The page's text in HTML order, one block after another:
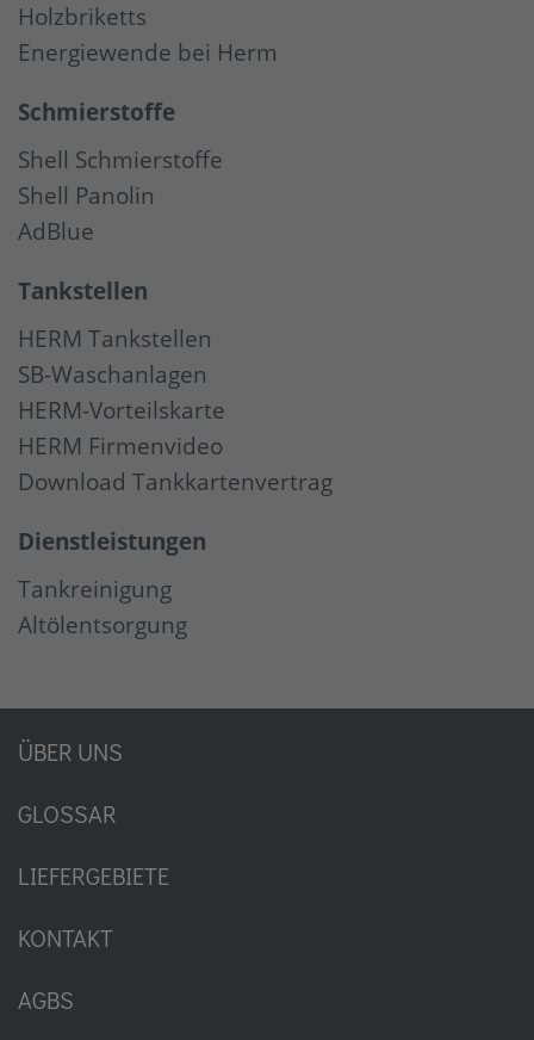
Holzbriketts
Energiewende bei Herm
Schmierstoffe
Shell Schmierstoffe
Shell Panolin
AdBlue
Tankstellen
HERM Tankstellen
SB-Waschanlagen
HERM-Vorteilskarte
HERM Firmenvideo
Download Tankkartenvertrag
Dienstleistungen
Tankreinigung
Altölentsorgung
ÜBER UNS
GLOSSAR
LIEFERGEBIETE
KONTAKT
AGBS